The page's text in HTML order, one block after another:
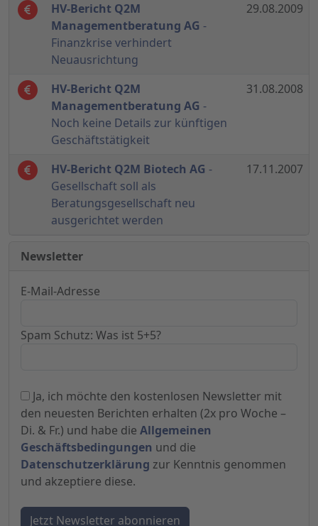
HV-Bericht Q2M
Managementberatung AG -
Finanzkrise verhindert
Neuausrichtung
29.08.2009
HV-Bericht Q2M
Managementberatung AG -
Noch keine Details zur künftigen
Geschäftstätigkeit
31.08.2008
HV-Bericht Q2M Biotech AG -
Gesellschaft soll als
Beratungsgesellschaft neu
ausgerichtet werden
17.11.2007
Newsletter
E-Mail-Adresse
Spam Schutz: Was ist 5+5?
Ja, ich möchte den kostenlosen Newsletter mit
den neuesten Berichten erhalten (2x pro Woche –
Di. & Fr.) und habe die Allgemeinen
Geschäftsbedingungen und die
Datenschutzerklärung zur Kenntnis genommen
und akzeptiere diese.